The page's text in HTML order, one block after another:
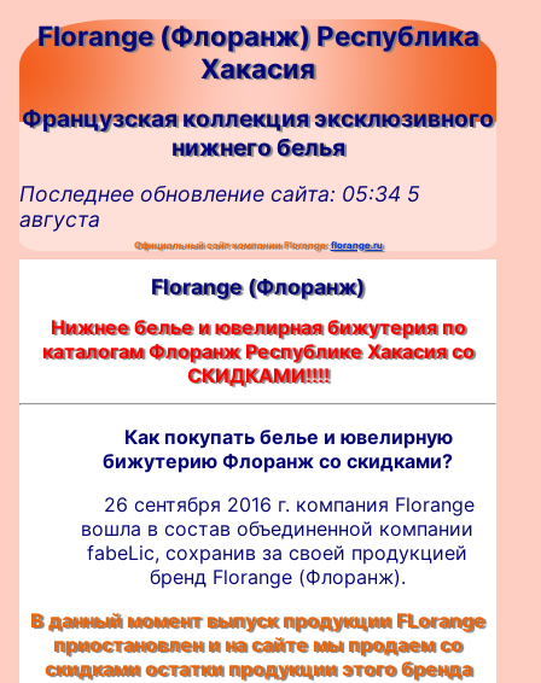
Florange (Флоранж) Республика
Хакасия
Французская коллекция эксклюзивного
нижнего белья
Последнее обновление сайта: 05:34 5
августа
Официальный сайт компании Florange:florange.ru
Florange (Флоранж)
Нижнее белье и ювелирная бижутерия по
каталогам Флоранж Республике Хакасия со
СКИДКАМИ!!!!
Как покупать белье и ювелирную
бижутерию Флоранж со скидками?
26 сентября 2016 г. компания Florange
вошла в состав объединенной компании
fabeLic, сохранив за своей продукцией
бренд Florange (Флоранж).
В данный момент выпуск продукции FLorange
приостановлен и на сайте мы продаем со
скидками остатки продукции этого бренда